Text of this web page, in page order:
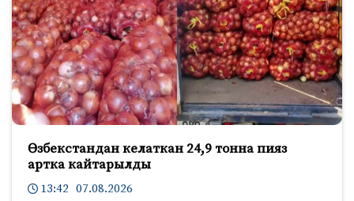
Өзбекстандан келаткан 24,9 тонна пияз
артка кайтарылды
13:42 07.08.2026